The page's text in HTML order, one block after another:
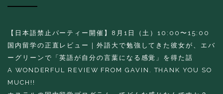
【日本語禁止パーティー開催】8月1日（土）10:00〜15:00
国内留学の正直レビュー｜外語大で勉強してきた彼女が、エバ
ーグリーンで「英語が自分の言葉になる感覚」を得た話
A WONDERFUL REVIEW FROM GAVIN. THANK YOU SO
MUCH!!